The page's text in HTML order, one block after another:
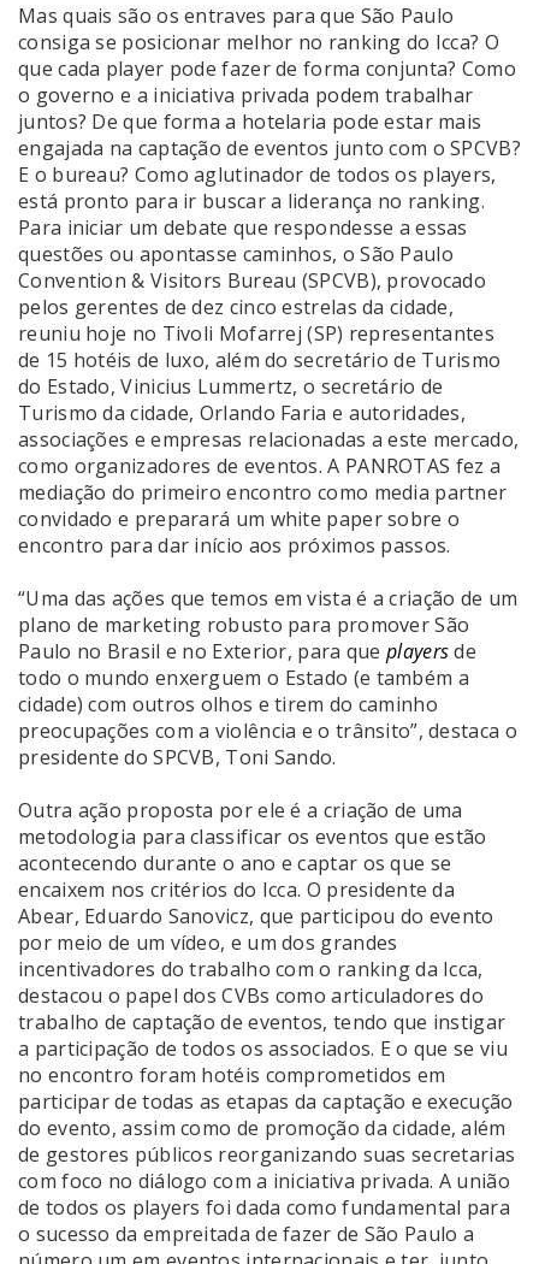
Mas quais são os entraves para que São Paulo
consiga se posicionar melhor no ranking do Icca? O
que cada player pode fazer de forma conjunta? Como
o governo e a iniciativa privada podem trabalhar
juntos? De que forma a hotelaria pode estar mais
engajada na captação de eventos junto com o SPCVB?
E o bureau? Como aglutinador de todos os players,
está pronto para ir buscar a liderança no ranking.
Para iniciar um debate que respondesse a essas
questões ou apontasse caminhos, o São Paulo
Convention & Visitors Bureau (SPCVB), provocado
pelos gerentes de dez cinco estrelas da cidade,
reuniu hoje no Tivoli Mofarrej (SP) representantes
de 15 hotéis de luxo, além do secretário de Turismo
do Estado, Vinicius Lummertz, o secretário de
Turismo da cidade, Orlando Faria e autoridades,
associações e empresas relacionadas a este mercado,
como organizadores de eventos. A PANROTAS fez a
mediação do primeiro encontro como media partner
convidado e preparará um white paper sobre o
encontro para dar início aos próximos passos.
“Uma das ações que temos em vista é a criação de um
plano de marketing robusto para promover São
Paulo no Brasil e no Exterior, para que playersde
todo o mundo enxerguem o Estado (e também a
cidade) com outros olhos e tirem do caminho
preocupações com a violência e o trânsito”, destaca o
presidente do SPCVB, Toni Sando.
Outra ação proposta por ele é a criação de uma
metodologia para classificar os eventos que estão
acontecendo durante o ano e captar os que se
encaixem nos critérios do Icca. O presidente da
Abear, Eduardo Sanovicz, que participou do evento
por meio de um vídeo, e um dos grandes
incentivadores do trabalho com o ranking da Icca,
destacou o papel dos CVBs como articuladores do
trabalho de captação de eventos, tendo que instigar
a participação de todos os associados. E o que se viu
no encontro foram hotéis comprometidos em
participar de todas as etapas da captação e execução
do evento, assim como de promoção da cidade, além
de gestores públicos reorganizando suas secretarias
com foco no diálogo com a iniciativa privada. A união
de todos os players foi dada como fundamental para
o sucesso da empreitada de fazer de São Paulo a